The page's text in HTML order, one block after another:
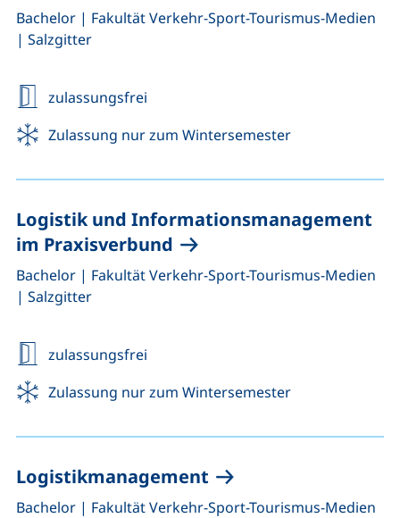
Bachelor, | Fakultät Verkehr-Sport-Tourismus-Medien
| Salzgitter
zulassungsfrei
Zulassung nur zum Wintersemester
Logistik und Informationsmanagement
im Praxisverbund
Bachelor, | Fakultät Verkehr-Sport-Tourismus-Medien
| Salzgitter
zulassungsfrei
Zulassung nur zum Wintersemester
Logistikmanagement
Bachelor, | Fakultät Verkehr-Sport-Tourismus-Medien